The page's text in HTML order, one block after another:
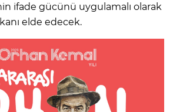
ifade gücünü uygulamalı olarak
elde edecek.